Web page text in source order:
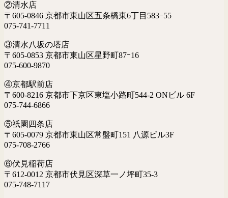
②清水店
〒605-0846 京都市東山区五条橋東6丁目583ｰ55
075-741-7711
③清水八坂の塔店
〒605-0853 京都市東山区星野町87ｰ16
075-600-9870
④京都駅前店
〒600-8216 京都市下京区東塩小路町544-2 ONビル 6F
075-744-6866
⑤祇園四条店
〒605-0079 京都市東山区常盤町151 八源ビル3F
075-708-2766
⑥伏見稲荷店
〒612-0012 京都市伏見区深草一ノ坪町35-3
075-748-7117